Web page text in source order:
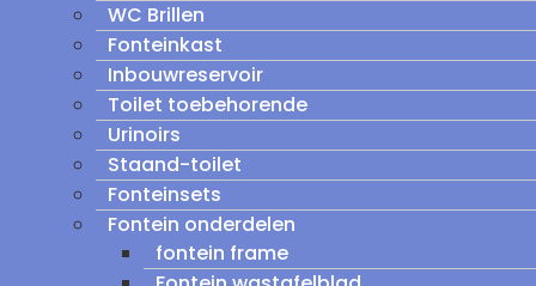
WC Brillen
Fonteinkast
Inbouwreservoir
Toilet toebehorende
Urinoirs
Staand-toilet
Fonteinsets
Fontein onderdelen
fontein frame